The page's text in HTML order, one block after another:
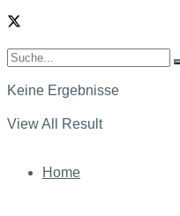
Keine Ergebnisse
View All Result
Home